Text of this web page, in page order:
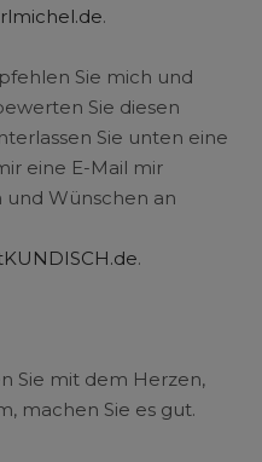
.
Sie mich und
Sie diesen
Sie unten eine
eine E-Mail mir
und Wünschen an
.
Sie mit dem Herzen,
machen Sie es gut.